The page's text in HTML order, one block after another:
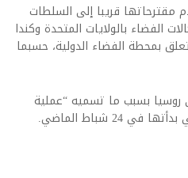
قريبا إلى السلطات
الفضاء بالولايات المتحدة وكندا
بمحطة الفضاء الدولية، حسبما
بسبب ما تسميه “عملية
شباط الماضي.